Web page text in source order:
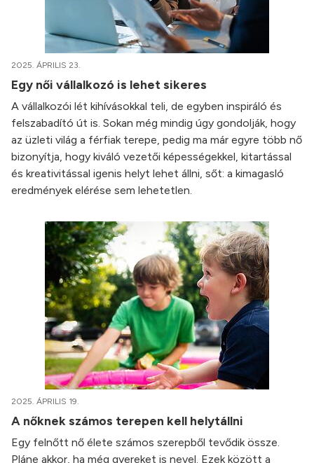
2025. ÁPRILIS 23.
Egy női vállalkozó is lehet sikeres
A vállalkozói lét kihívásokkal teli, de egyben inspiráló és
felszabadító út is. Sokan még mindig úgy gondolják, hogy
az üzleti világ a férfiak terepe, pedig ma már egyre több nő
bizonyítja, hogy kiváló vezetői képességekkel, kitartással
és kreativitással igenis helyt lehet állni, sőt: a kimagasló
eredmények elérése sem lehetetlen.
2025. ÁPRILIS 19.
A nőknek számos terepen kell helytállni
Egy felnőtt nő élete számos szerepből tevődik össze.
Pláne akkor, ha még gyereket is nevel. Ezek között a